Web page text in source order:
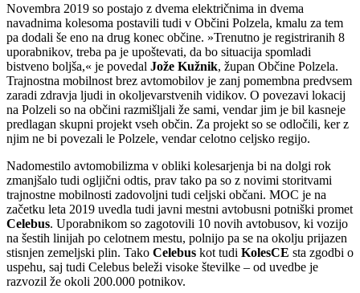
Novembra 2019 so postajo z dvema električnima in dvema
navadnima kolesoma postavili tudi v Občini Polzela, kmalu za tem
pa dodali še eno na drug konec občine. »Trenutno je registriranih 8
uporabnikov, treba pa je upoštevati, da bo situacija spomladi
bistveno boljša,« je povedal Jože Kužnik, župan Občine Polzela.
Trajnostna mobilnost brez avtomobilov je zanj pomembna predvsem
zaradi zdravja ljudi in okoljevarstvenih vidikov. O povezavi lokacij
na Polzeli so na občini razmišljali že sami, vendar jim je bil kasneje
predlagan skupni projekt vseh občin. Za projekt so se odločili, ker z
njim ne bi povezali le Polzele, vendar celotno celjsko regijo.
Nadomestilo avtomobilizma v obliki kolesarjenja bi na dolgi rok
zmanjšalo tudi ogljični odtis, prav tako pa so z novimi storitvami
trajnostne mobilnosti zadovoljni tudi celjski občani. MOC je na
začetku leta 2019 uvedla tudi javni mestni avtobusni potniški promet
Celebus. Uporabnikom so zagotovili 10 novih avtobusov, ki vozijo
na šestih linijah po celotnem mestu, polnijo pa se na okolju prijazen
stisnjen zemeljski plin. Tako Celebus kot tudi KolesCE sta zgodbi o
uspehu, saj tudi Celebus beleži visoke številke – od uvedbe je
razvozil že okoli 200.000 potnikov.